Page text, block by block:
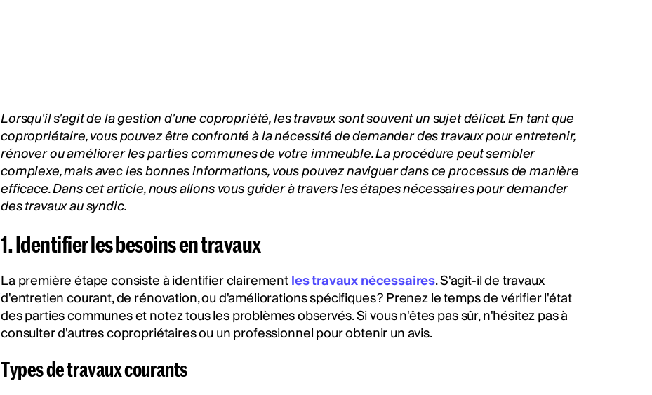
Lorsqu'il s'agit dela gestion d'une copropriété, les travaux sont souvent un sujet délicat. En tant que
copropriétaire, vous pouvez être confronté à la nécessité de demander des travaux pour entretenir,
rénover ou améliorer les parties communes de votre immeuble. La procédure peut sembler
complexe, mais avec les bonnes informations, vous pouvez naviguer dans ce processus de manière
efficace. Dans cet article, nous allons vous guider à travers les étapes nécessaires pour demander
des travaux au syndic.
1. Identifier les besoins en travaux
La première étape consiste à identifier clairementles travaux nécessaires. S'agit-il de travaux
d'entretien courant, de rénovation, ou d'améliorations spécifiques ? Prenez le temps de vérifier l'état
des parties communes et notez tous les problèmes observés. Si vous n'êtes pas sûr, n'hésitez pas à
consulter d'autres copropriétaires ou un professionnel pour obtenir un avis.
Types de travaux courants